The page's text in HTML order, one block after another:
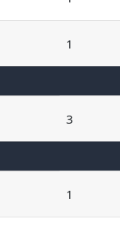
1
3
1